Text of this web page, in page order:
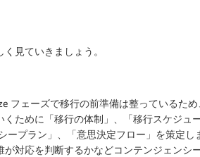
見ていきましょう。
フェーズで移行の前準備は整っているた
くために「移行の体制」、「移行スケジュ
ープラン」、「意思決定フロー」を策定
が対応を判断するかなどコンテンジェン